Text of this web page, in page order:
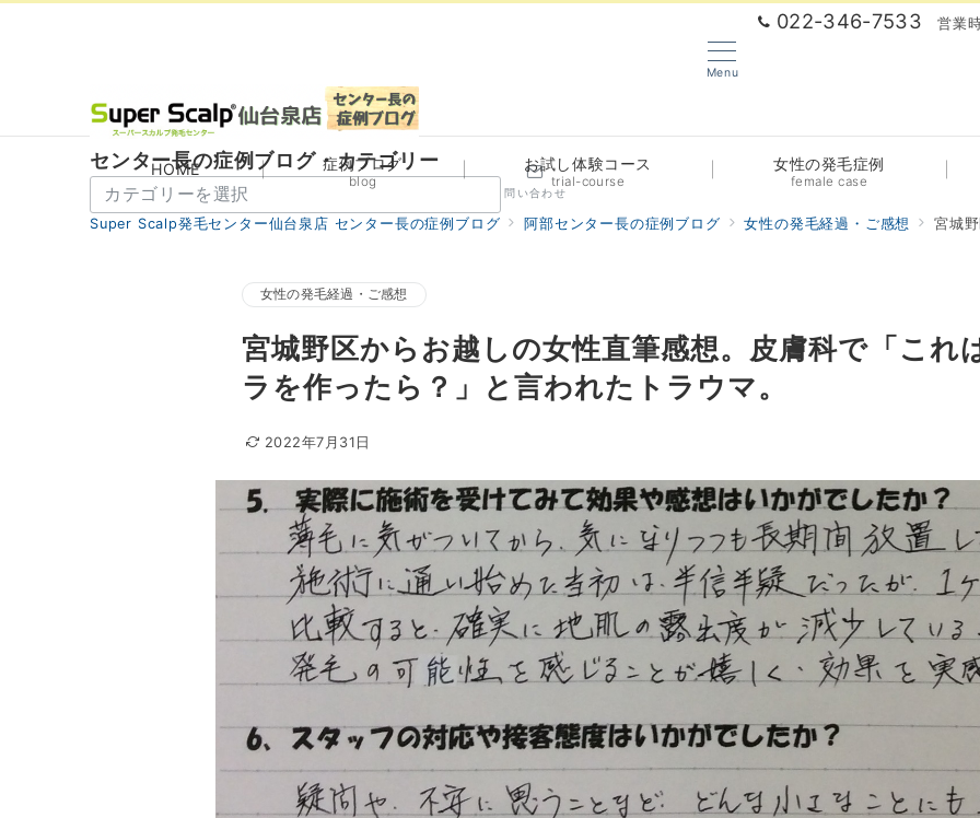
022-346-7533 営業
Menu
センター長の症例ブログ・カテゴリー
セ
ン
問い合わせ
HOME 症例ブログ
blog
お試し体験コース
trial-course
女性の発毛症例
female case
Super Scalp発毛センター仙台泉店 センター長の症例ブログ 阿部センター長の症例ブログ 女性の発毛経過・ご感想 宮城野区か
女性の発毛経過・ご感想
宮城野区からお越しの女性直筆感想。皮膚科で「これ
ラを作ったら？」と言われたトラウマ。
2022年7月31日